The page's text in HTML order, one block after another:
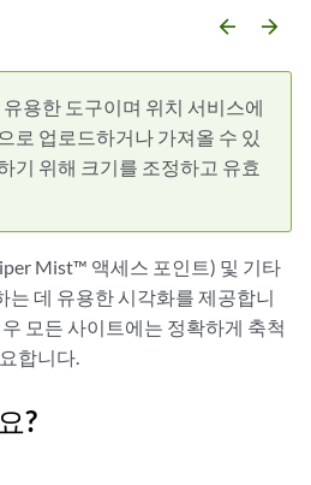
arrow_backward arrow_forward
용한 도구이며 위치 서비스에
로 업로드하거나 가져올 수 있
기 위해 크기를 조정하고 유효
Mist™ 액세스 포인트) 및 기타
는 데 유용한 시각화를 제공합니
모든 사이트에는 정확하게 축척
합니다.
?